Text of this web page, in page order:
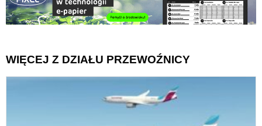
WIĘCEJ Z DZIAŁU PRZEWOŹNICY